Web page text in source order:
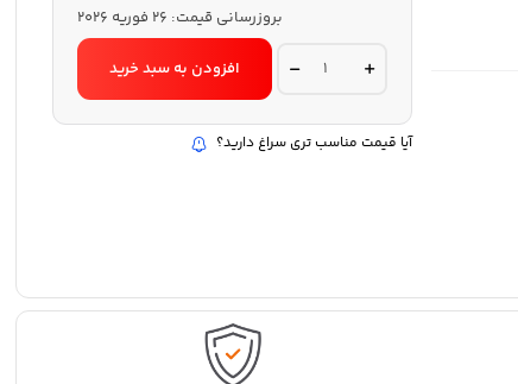
بروزرسانی قیمت: 26 فوریه 2026
بانکه
طرح
350
میلی
لیتری
افزودن به سبد خرید
آیا قیمت مناسب تری سراغ دارید؟